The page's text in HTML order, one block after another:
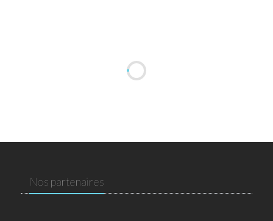
Nos partenaires